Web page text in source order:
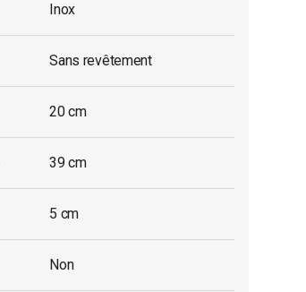
Inox
Sans revêtement
20 cm
39 cm
5 cm
Non